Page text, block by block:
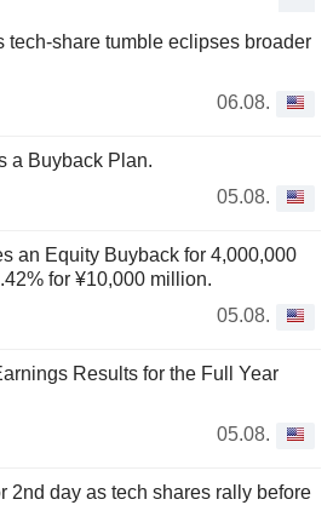
tech-share tumble eclipses broader
06.08.
a Buyback Plan.
05.08.
an Equity Buyback for 4,000,000
for ¥10,000 million.
05.08.
Results for the Full Year
05.08.
2nd day as tech shares rally before